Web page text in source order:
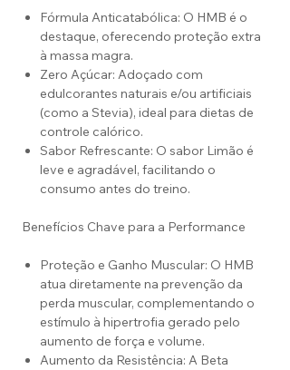
Fórmula Anticatabólica: O HMB é o
destaque, oferecendo proteção extra
à massa magra.
Zero Açúcar: Adoçado com
edulcorantes naturais e/ou artificiais
(como a Stevia), ideal para dietas de
controle calórico.
Sabor Refrescante: O sabor Limão é
leve e agradável, facilitando o
consumo antes do treino.
Benefícios Chave para a Performance
Proteção e Ganho Muscular: O HMB
atua diretamente na prevenção da
perda muscular, complementando o
estímulo à hipertrofia gerado pelo
aumento de força e volume.
Aumento da Resistência: A Beta